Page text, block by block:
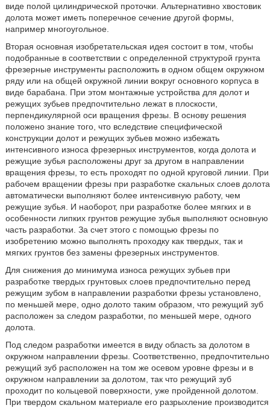
виде полой цилиндрической проточки. Альтернативно хвостовик
долота может иметь поперечное сечение другой формы,
например многоугольное.
Вторая основная изобретательская идея состоит в том, чтобы
подобранные в соответствии с определенной структурой грунта
фрезерные инструменты расположить в одном общем окружном
ряду или на общей окружной линии вокруг основного корпуса в
виде барабана. При этом монтажные устройства для долот и
режущих зубьев предпочтительно лежат в плоскости,
перпендикулярной оси вращения фрезы. В основу решения
положено знание того, что вследствие специфической
конструкции долот и режущих зубьев можно избежать
интенсивного износа фрезерных инструментов, когда долота и
режущие зубья расположены друг за другом в направлении
вращения фрезы, то есть проходят по одной круговой линии. При
рабочем вращении фрезы при разработке скальных слоев долота
автоматически выполняют более интенсивную работу, чем
режущие зубья. И наоборот, при разработке более мягких и в
особенности липких грунтов режущие зубья выполняют основную
часть разработки. За счет этого с помощью фрезы по
изобретению можно выполнять проходку как твердых, так и
мягких грунтов без замены фрезерных инструментов.
Для снижения до минимума износа режущих зубьев при
разработке твердых грунтовых слоев предпочтительно перед
режущим зубом в направлении разработки фрезы установлено,
по меньшей мере, одно долото таким образом, что режущий зуб
расположен за следом разработки, по меньшей мере, одного
долота.
Под следом разработки имеется в виду область за долотом в
окружном направлении фрезы. Соответственно, предпочтительно
режущий зуб расположен на том же осевом уровне фрезы и в
окружном направлении за долотом, так что режущий зуб
проходит по кольцевой поверхности, уже пройденной долотом.
При твердом скальном материале его разрыхление производится